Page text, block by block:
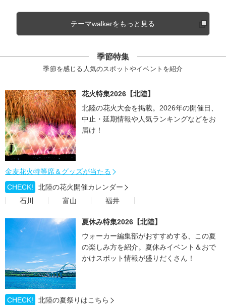
テーマwalkerをもっと見る
季節特集
季節を感じる人気のスポットやイベントを紹介
花火特集2026【北陸】
北陸の花火大会を掲載。2026年の開催日、
中止・延期情報や人気ランキングなどをお
届け！
金麦花火特等席＆グッズが当たる
CHECK!
北陸の花火開催カレンダー
石川
富山 福井
夏休み特集2026【北陸】
ウォーカー編集部がおすすめする、この夏
の楽しみ方を紹介。夏休みイベント＆おで
かけスポット情報が盛りだくさん！
CHECK!
北陸の夏祭りはこちら